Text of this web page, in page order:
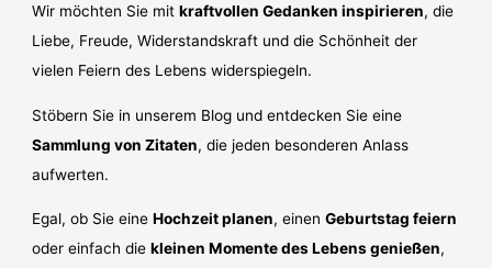
Wir möchten Sie mitkraftvollen Gedanken inspirieren, die
Liebe, Freude, Widerstandskraft und die Schönheit der
vielen Feiern des Lebens widerspiegeln.
Stöbern Sie in unserem Blog und entdecken Sie eine
Sammlung von Zitaten, die jeden besonderen Anlass
aufwerten.
Egal, ob Sie eineHochzeit planen, einenGeburtstag feiern
oder einfach diekleinen Momente des Lebens genießen,